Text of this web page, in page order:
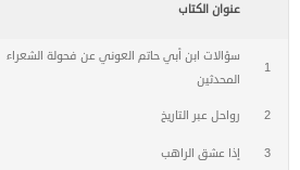
عنوان الكتاب
1
سؤالات ابن أبي حاتم العوني عن فحولة الشعراء
المحدثين
2 رواحل عبر التاريخ
3 إذا عشق الراهب